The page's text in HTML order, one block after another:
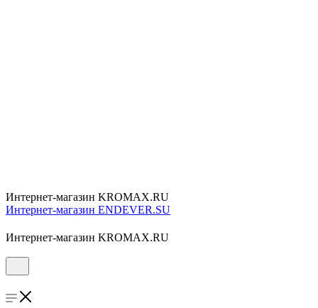
Интернет-магазин KROMAX.RU
Интернет-магазин ENDEVER.SU
Интернет-магазин KROMAX.RU